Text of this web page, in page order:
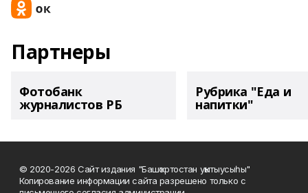
Партнеры
Фотобанк
журналистов РБ
Рубрика "Еда и
напитки"
© 2020-2026 Сайт издания "Башҡортостан уҡытыусыһы"
Копирование информации сайта разрешено только с